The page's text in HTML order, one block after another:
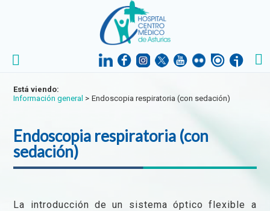
Está viendo:
Información general > Endoscopia respiratoria (con sedación)
Endoscopia respiratoria (con
sedación)
La introducción de un sistema óptico flexible a